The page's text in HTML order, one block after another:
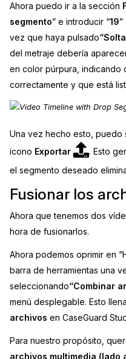
Ahora puedo ir a la sección
segmento” e introducir “19
vez que haya pulsado
del metraje debería
en color púrpura, indicando
correctamente y que está
Una vez hecho esto, puedo
icono Exportar
. Esto
el segmento deseado
Fusionar los
Ahora que tenemos dos
hora de fusionarlos.
Ahora podemos oprimir en
barra de herramientas una
seleccionando“Combinar
menú desplegable. Esto
archivos en CaseGuard
Para nuestro propósito,
archivos multimedia (lado